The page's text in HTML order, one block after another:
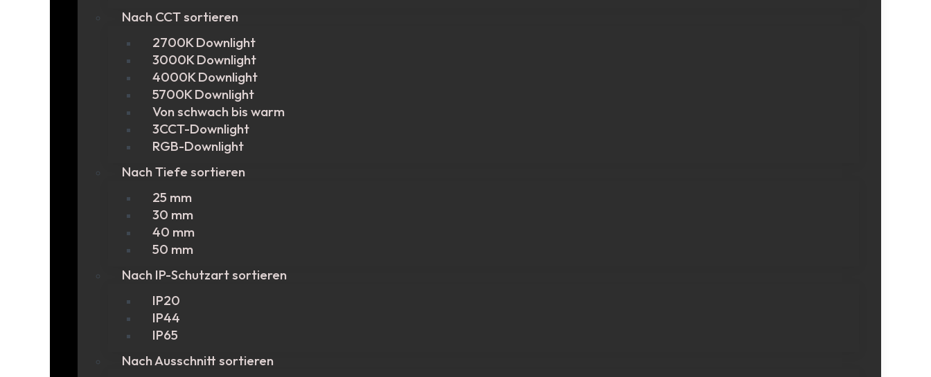
Nach CCT sortieren
2700K Downlight
3000K Downlight
4000K Downlight
5700K Downlight
Von schwach bis warm
3CCT-Downlight
RGB-Downlight
Nach Tiefe sortieren
25 mm
30 mm
40 mm
50 mm
Nach IP-Schutzart sortieren
IP20
IP44
IP65
Nach Ausschnitt sortieren